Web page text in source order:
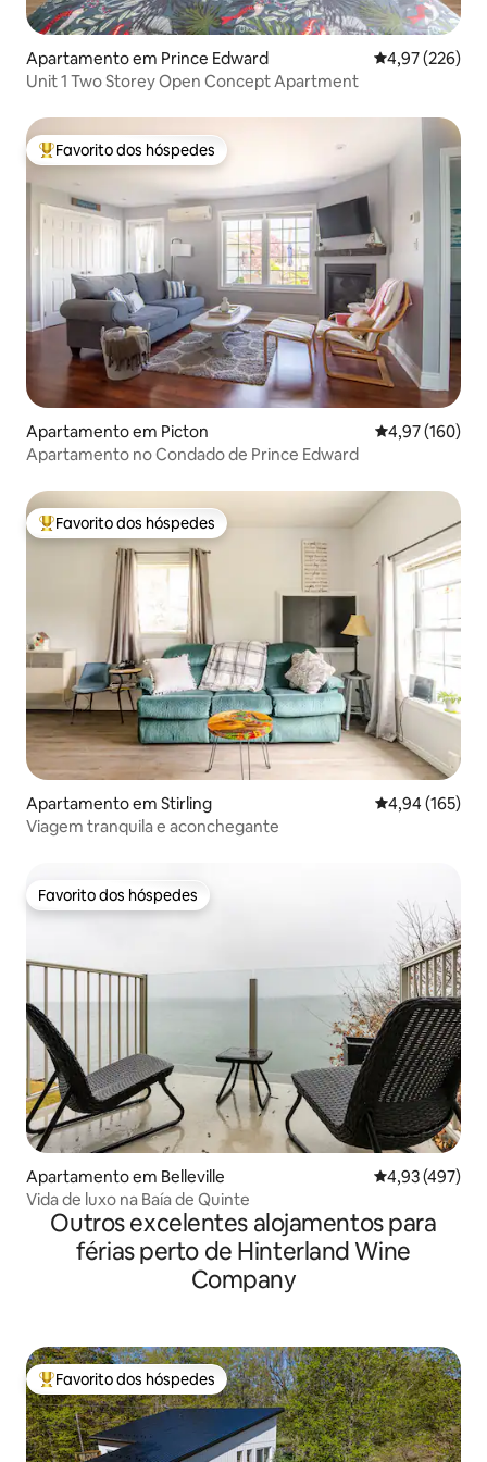
Apartamento em Prince Edward Classificação
4,97 (226)
Unit 1 Two Storey Open Concept Apartment
Favoritos dos hóspedes mais apreciados
Favorito dos hóspedes
Apartamento em Picton Classificação
4,97 (160)
Apartamento no Condado de Prince Edward
Favoritos dos hóspedes mais apreciados
Favorito dos hóspedes
Apartamento em Stirling Classificação
4,94 (165)
Viagem tranquila e aconchegante
Favorito dos hóspedes
Favorito dos hóspedes
Apartamento em Belleville Classificação
4,93 (497)
Vida de luxo na Baía de Quinte
Outros excelentes alojamentos para
férias perto de Hinterland Wine
Company
Favoritos dos hóspedes mais apreciados
Favorito dos hóspedes